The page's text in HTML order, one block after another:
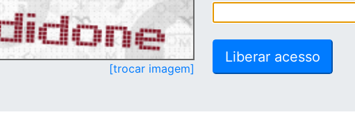
[trocar imagem]